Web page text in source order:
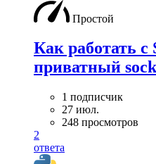
Простой
Как работать с
приватный
1 подписчик
27 июл.
248 просмотров
2
ответа